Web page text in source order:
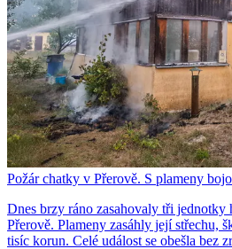
Požár chatky v Přerově. S plameny
Dnes brzy ráno zasahovaly tři jednotky
Přerově. Plameny zasáhly její střechu,
tisíc korun. Celé událost se obešla bez